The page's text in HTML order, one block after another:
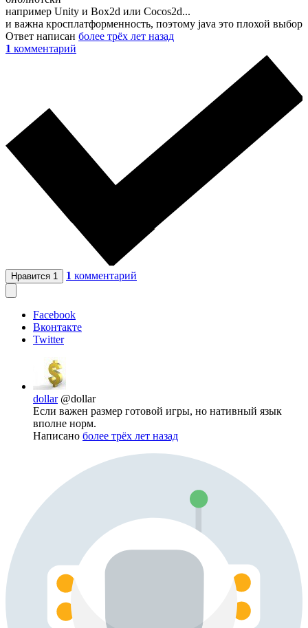
например Unity и Box2d или Cocos2d...
и важна кросплатформенность, поэтому java это плохой выбор
Ответ написан более трёх лет назад
1 комментарий
Нравится 1 1 комментарий
Facebook
Вконтакте
Twitter
dollar @dollar
Если важен размер готовой игры, но нативный язык
вполне норм.
Написано более трёх лет назад